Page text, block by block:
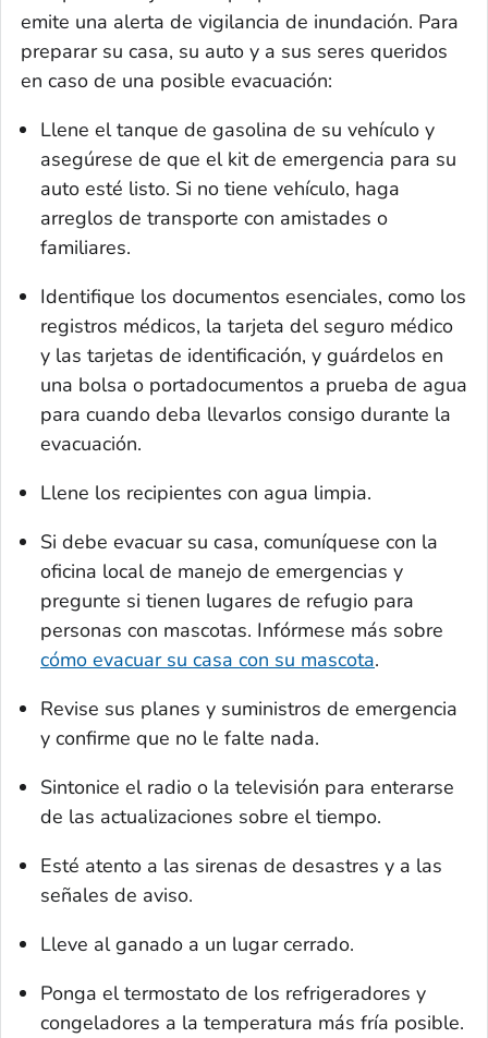
emite una alerta de vigilancia de inundación. Para
preparar su casa, su auto y a sus seres queridos
en caso de una posible evacuación:
Llene el tanque de gasolina de su vehículo y
asegúrese de que el kit de emergencia para su
auto esté listo. Si no tiene vehículo, haga
arreglos de transporte con amistades o
familiares.
Identifique los documentos esenciales, como los
registros médicos, la tarjeta del seguro médico
y las tarjetas de identificación, y guárdelos en
una bolsa o portadocumentos a prueba de agua
para cuando deba llevarlos consigo durante la
evacuación.
Llene los recipientes con agua limpia.
Si debe evacuar su casa, comuníquese con la
oficina local de manejo de emergencias y
pregunte si tienen lugares de refugio para
personas con mascotas. Infórmese más sobre
cómo evacuar su casa con su mascota.
Revise sus planes y suministros de emergencia
y confirme que no le falte nada.
Sintonice el radio o la televisión para enterarse
de las actualizaciones sobre el tiempo.
Esté atento a las sirenas de desastres y a las
señales de aviso.
Lleve al ganado a un lugar cerrado.
Ponga el termostato de los refrigeradores y
congeladores a la temperatura más fría posible.